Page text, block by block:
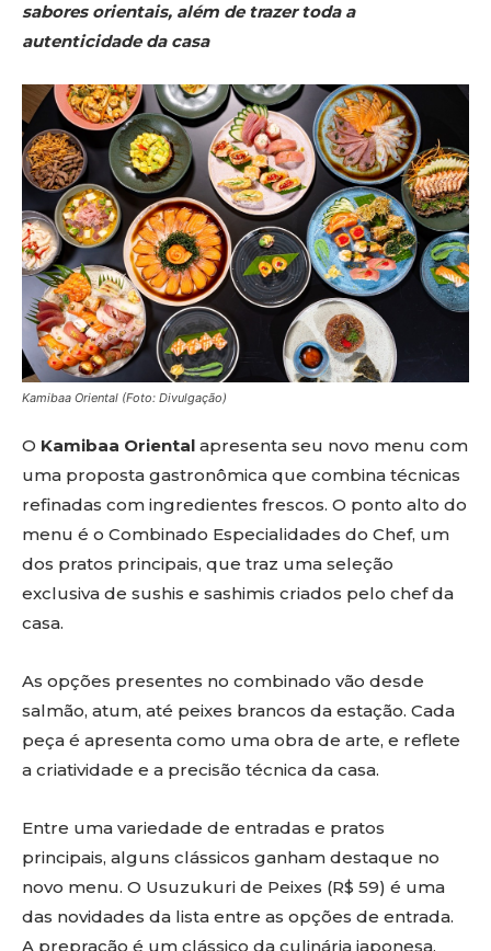
sabores orientais, além de trazer toda a
autenticidade da casa
Kamibaa Oriental (Foto: Divulgação)
O Kamibaa Oriental apresenta seu novo menu com
uma proposta gastronômica que combina técnicas
refinadas com ingredientes frescos. O ponto alto do
menu é o Combinado Especialidades do Chef, um
dos pratos principais, que traz uma seleção
exclusiva de sushis e sashimis criados pelo chef da
casa.
As opções presentes no combinado vão desde
salmão, atum, até peixes brancos da estação. Cada
peça é apresenta como uma obra de arte, e reflete
a criatividade e a precisão técnica da casa.
Entre uma variedade de entradas e pratos
principais, alguns clássicos ganham destaque no
novo menu. O Usuzukuri de Peixes (R$ 59) é uma
das novidades da lista entre as opções de entrada.
A prepração é um clássico da culinária japonesa,